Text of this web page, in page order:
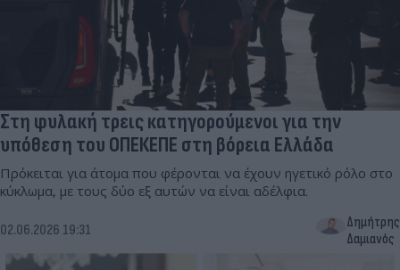
Στη φυλακή τρεις κατηγορούμενοι για την
υπόθεση του ΟΠΕΚΕΠΕ στη βόρεια Ελλάδα
Πρόκειται για άτομα που φέρονται να έχουν ηγετικό ρόλο στο
κύκλωμα, με τους δύο εξ αυτών να είναι αδέλφια.
02.06.2026 19:31
Δημήτρης
Δαμιανός